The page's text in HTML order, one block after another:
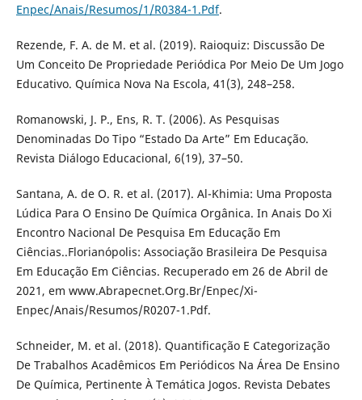
Enpec/Anais/Resumos/1/R0384-1.Pdf.
Rezende, F. A. de M. et al. (2019). Raioquiz: Discussão De
Um Conceito De Propriedade Periódica Por Meio De Um Jogo
Educativo. Química Nova Na Escola, 41(3), 248–258.
Romanowski, J. P., Ens, R. T. (2006). As Pesquisas
Denominadas Do Tipo “Estado Da Arte” Em Educação.
Revista Diálogo Educacional, 6(19), 37–50.
Santana, A. de O. R. et al. (2017). Al-Khimia: Uma Proposta
Lúdica Para O Ensino De Química Orgânica. In Anais Do Xi
Encontro Nacional De Pesquisa Em Educação Em
Ciências..Florianópolis: Associação Brasileira De Pesquisa
Em Educação Em Ciências. Recuperado em 26 de Abril de
2021, em www.Abrapecnet.Org.Br/Enpec/Xi-
Enpec/Anais/Resumos/R0207-1.Pdf.
Schneider, M. et al. (2018). Quantificação E Categorização
De Trabalhos Acadêmicos Em Periódicos Na Área De Ensino
De Química, Pertinente À Temática Jogos. Revista Debates